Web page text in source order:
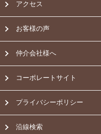
アクセス
お客様の声
仲介会社様へ
コーポレートサイト
プライバシーポリシー
沿線検索